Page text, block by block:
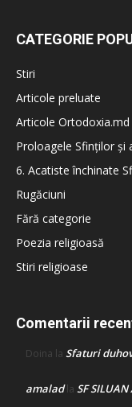
CATEGORIE
Stiri
Articole preluate
Articole Ortodoxia.md
Proloagele Sfinților și
6. Acatiste închinate
Rugăciuni
Fără categorie
Poezia religioasă
Stiri religioase
Comentarii
Doina la Sfaturi
amaladla SF SILUAN